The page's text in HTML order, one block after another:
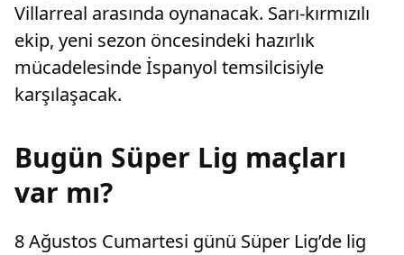
Villarreal arasında oynanacak. Sarı-kırmızılı
ekip, yeni sezon öncesindeki hazırlık
mücadelesinde İspanyol temsilcisiyle
karşılaşacak.
Bugün Süper Lig maçları
var mı?
8 Ağustos Cumartesi günü Süper Lig’de lig